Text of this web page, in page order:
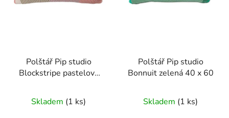
Polštář Pip studio
Blockstripe pastelová
Skladem (1 ks)
Polštář Pip studio
Bonnuit zelená 40 x 60
Skladem (1 ks)